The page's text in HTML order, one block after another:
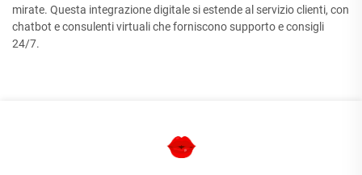
mirate. Questa integrazione digitale si estende al servizio clienti, con
chatbot e consulenti virtuali che forniscono supporto e consigli
24/7.